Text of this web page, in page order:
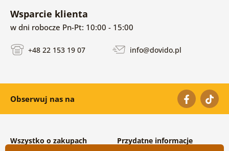
Wsparcie klienta
w dni robocze Pn-Pt: 10:00 - 15:00
+48 22 153 19 07 info@dovido.pl
Obserwuj nas na
Wszystko o zakupach Przydatne informacje